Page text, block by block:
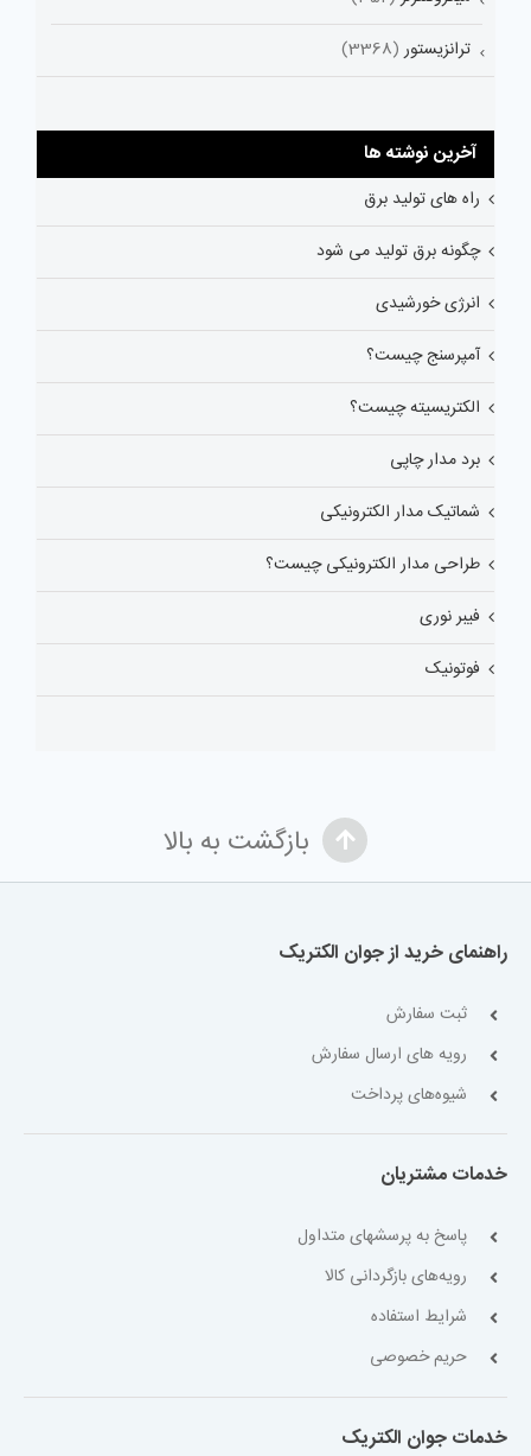
ترانزیستور (3368)
آخرین نوشته ها
راه های تولید برق
چگونه برق تولید می شود
انرژی خورشیدی
آمپرسنج چیست؟
الکتریسیته چیست؟
برد مدار چاپی
شماتیک مدار الکترونیکی
طراحی مدار الکترونیکی چیست؟
فیبر نوری
فوتونیک
بازگشت به بالا
راهنمای خرید از جوان الکتریک
ثبت سفارش
رویه های ارسال سفارش
شیوه‌های پرداخت
خدمات مشتریان
پاسخ به پرسشهای متداول
رویه‌های بازگردانی کالا
شرایط استفاده
حریم خصوصی
خدمات جوان الکتریک